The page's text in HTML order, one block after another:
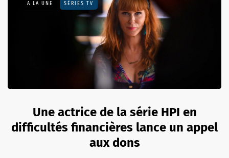
A LA UNE SÉRIES TV
Une actrice de la série HPI en
difficultés financières lance un appel
aux dons